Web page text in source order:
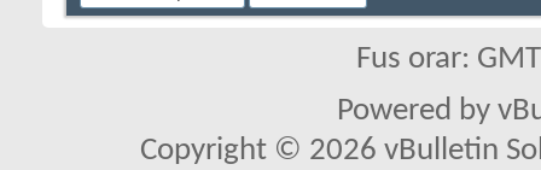
Fus orar:
Powered by
Copyright © 2026 vBulletin